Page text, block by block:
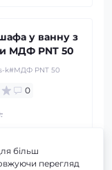
у ванну з
МДФ PNT 50
k#МДФ PNT 50
0
більш
перегляд